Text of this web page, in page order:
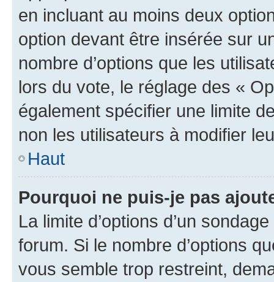
en incluant au moins deux
option devant être insérée sur
nombre d’options que les
lors du vote, le réglage des «
également spécifier une limite
non les utilisateurs à modifier
Haut
Pourquoi ne puis-je pas
La limite d’options d’un
forum. Si le nombre d’options
vous semble trop restreint,